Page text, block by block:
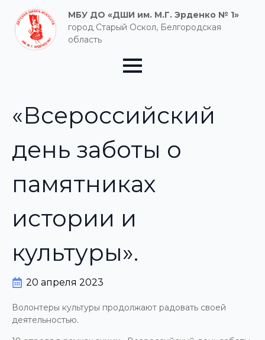
МБУ ДО «ДШИ им. М.Г. Эрденко № 1»
город Старый Оскол, Белгородская
область
«Всероссийский
день заботы о
памятниках
истории и
культуры».
20 апреля 2023
Волонтеры культуры продолжают радовать своей
деятельностью.